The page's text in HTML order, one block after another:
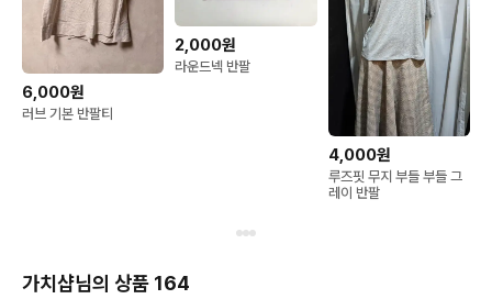
6,000원
러브 기본 반팔티
2,000원
라운드넥 반팔
4,000원
루즈핏 무지 부들 부들 그
레이 반팔
가치샵님의 상품 164